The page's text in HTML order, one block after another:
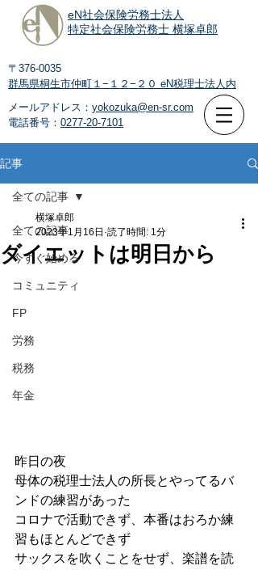
eN社会保険労務士法人
特定社会保険労務士 横塚卓郎
〒376-0035
群馬県桐生市仲町１−１２−２０ eN税理士法人内
メールアドレス： yokozuka@en-sr.com
電話番号： 0277-20-7101
記事
全ての記事
今すぐ始める
コミュニティ
FP
労務
税務
年金
全ての記事
ダイエットは明日から
横塚卓郎
2023年1月16日 読了時間: 1分
昨日の夜
母体の税理士法人の所長とやってるバ
ンドの練習があった
コロナで活動できず、本番はおろか練
習もほとんどできず
サックスを吹くことをせず、楽譜を読